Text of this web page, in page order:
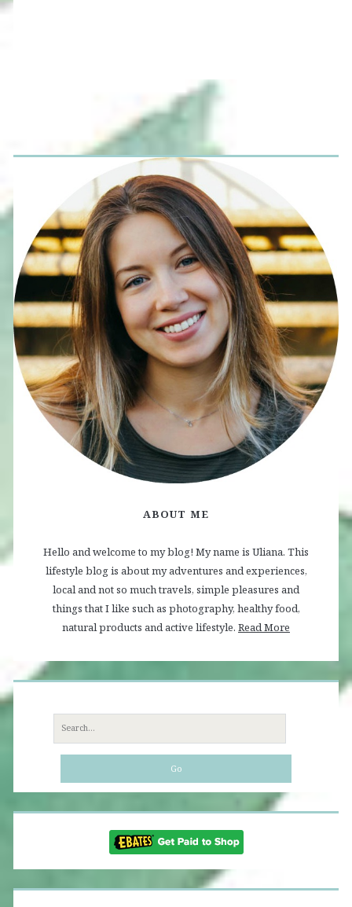
ABOUT ME
Hello and welcome to my blog! My name is Uliana. This
lifestyle blog is about my adventures and experiences,
local and not so much travels, simple pleasures and
things that I like such as photography, healthy food,
natural products and active lifestyle. Read More
Search
for: